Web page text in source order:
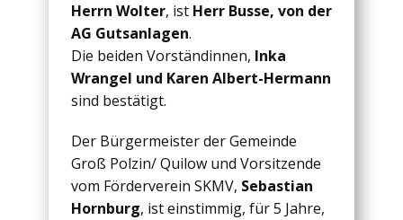
Herrn Wolter, ist Herr Busse, von der
AG Gutsanlagen.
Die beiden Vorständinnen, Inka
Wrangel und Karen Albert-Hermann
sind bestätigt.
Der Bürgermeister der Gemeinde
Groß Polzin/ Quilow und Vorsitzende
vom Förderverein SKMV, Sebastian
Hornburg, ist einstimmig, für 5 Jahre,